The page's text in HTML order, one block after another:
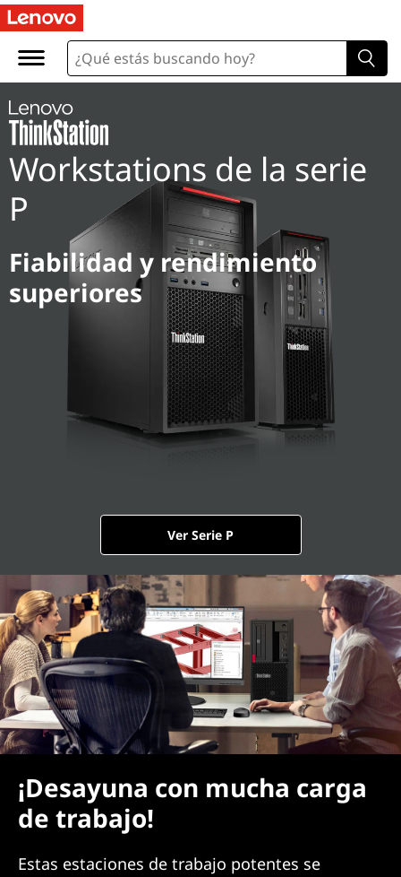
Workstations de la serie
P
Fiabilidad y rendimiento
superiores
Ver Serie P
¡Desayuna con mucha carga
de trabajo!
Estas estaciones de trabajo potentes se